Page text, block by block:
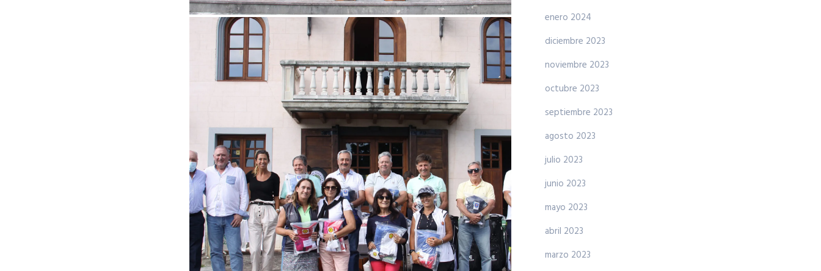
enero 2024
diciembre 2023
noviembre 2023
octubre 2023
septiembre 2023
agosto 2023
julio 2023
junio 2023
mayo 2023
abril 2023
marzo 2023